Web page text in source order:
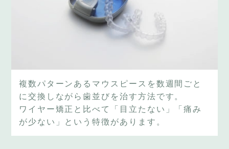
複数パターンあるマウスピースを数週間ごと
に交換しながら歯並びを治す方法です。
ワイヤー矯正と比べて「目立たない」「痛み
が少ない」という特徴があります。